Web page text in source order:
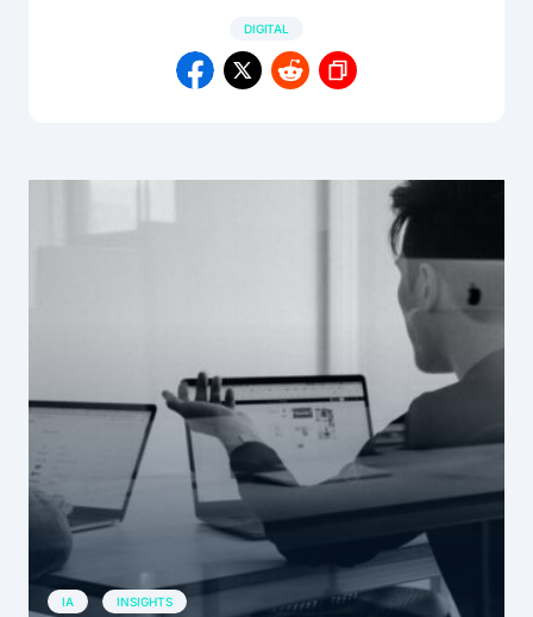
DIGITAL
IA INSIGHTS